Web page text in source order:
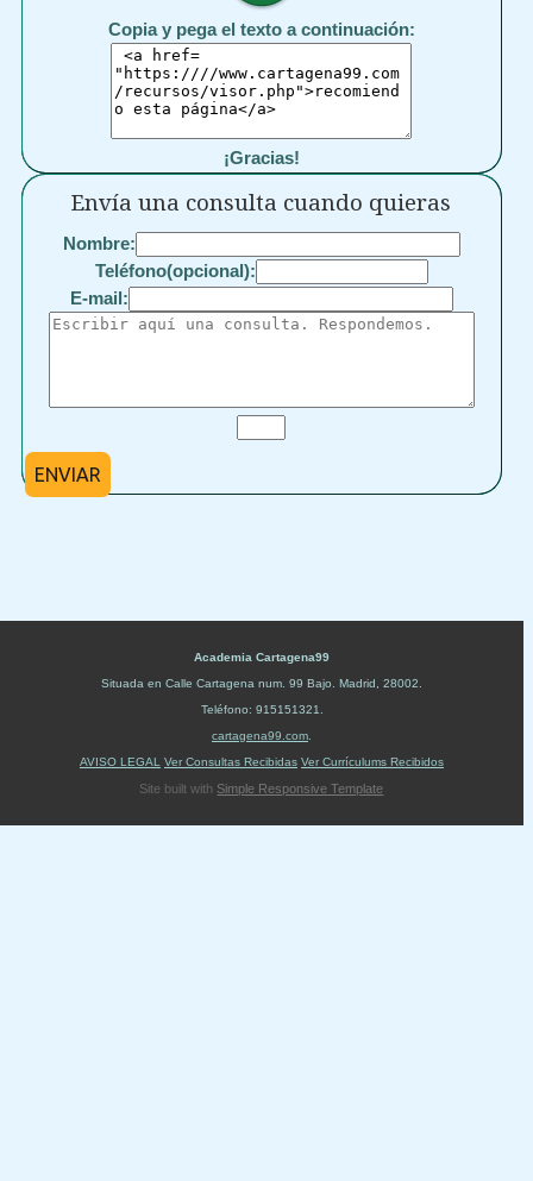
Copia y pega el texto a continuación:
¡Gracias!
Envía una consulta cuando quieras
Nombre:
Teléfono(opcional):
E-mail:
ENVIAR
Academia Cartagena99
Situada en Calle Cartagena num. 99 Bajo Madrid 28002
Teléfono: 915151321
cartagena99.com
AVISO LEGAL
Ver Consultas Recibidas Ver Currículums Recibidos
Site built with Simple Responsive Template